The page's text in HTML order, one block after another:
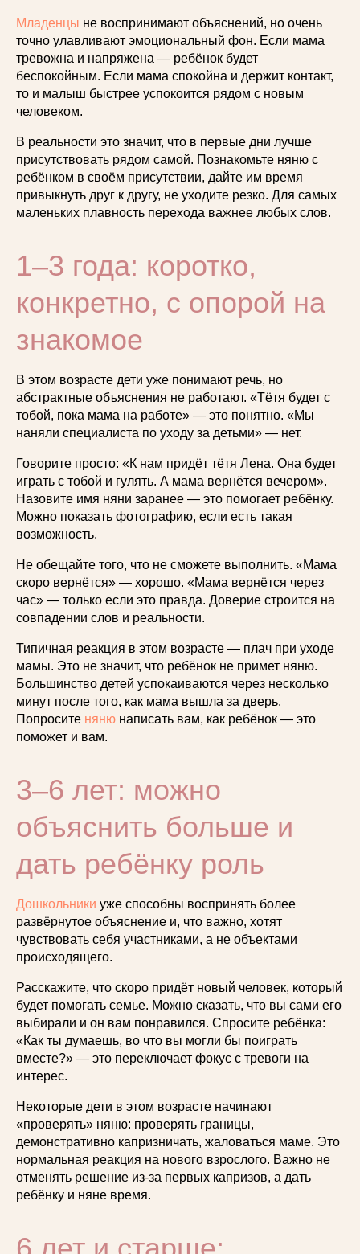
Младенцы не воспринимают объяснений, но очень
точно улавливают эмоциональный фон. Если мама
тревожна и напряжена — ребёнок будет
беспокойным. Если мама спокойна и держит контакт,
то и малыш быстрее успокоится рядом с новым
человеком.
В реальности это значит, что в первые дни лучше
присутствовать рядом самой. Познакомьте няню с
ребёнком в своём присутствии, дайте им время
привыкнуть друг к другу, не уходите резко. Для самых
маленьких плавность перехода важнее любых слов.
1–3 года: коротко,
конкретно, с опорой на
знакомое
В этом возрасте дети уже понимают речь, но
абстрактные объяснения не работают. «Тётя будет с
тобой, пока мама на работе» — это понятно. «Мы
наняли специалиста по уходу за детьми» — нет.
Говорите просто: «К нам придёт тётя Лена. Она будет
играть с тобой и гулять. А мама вернётся вечером».
Назовите имя няни заранее — это помогает ребёнку.
Можно показать фотографию, если есть такая
возможность.
Не обещайте того, что не сможете выполнить. «Мама
скоро вернётся» — хорошо. «Мама вернётся через
час» — только если это правда. Доверие строится на
совпадении слов и реальности.
Типичная реакция в этом возрасте — плач при уходе
мамы. Это не значит, что ребёнок не примет няню.
Большинство детей успокаиваются через несколько
минут после того, как мама вышла за дверь.
Попросите няню написать вам, как ребёнок — это
поможет и вам.
3–6 лет: можно
объяснить больше и
дать ребёнку роль
Дошкольники уже способны воспринять более
развёрнутое объяснение и, что важно, хотят
чувствовать себя участниками, а не объектами
происходящего.
Расскажите, что скоро придёт новый человек, который
будет помогать семье. Можно сказать, что вы сами его
выбирали и он вам понравился. Спросите ребёнка:
«Как ты думаешь, во что вы могли бы поиграть
вместе?» — это переключает фокус с тревоги на
интерес.
Некоторые дети в этом возрасте начинают
«проверять» няню: проверять границы,
демонстративно капризничать, жаловаться маме. Это
нормальная реакция на нового взрослого. Важно не
отменять решение из-за первых капризов, а дать
ребёнку и няне время.